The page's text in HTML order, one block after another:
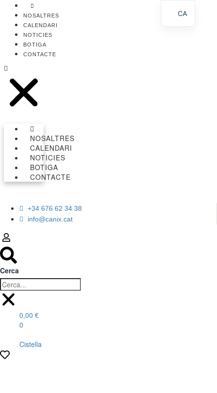
contingut
NOSALTRES
CALENDARI
NOTICIES
BOTIGA
CONTACTE
NOSALTRES
CALENDARI
NOTICIES
BOTIGA
CONTACTE
+34 676 62 34 38
info@canix.cat
Cerca
0,00 €
0
Cistella
CA